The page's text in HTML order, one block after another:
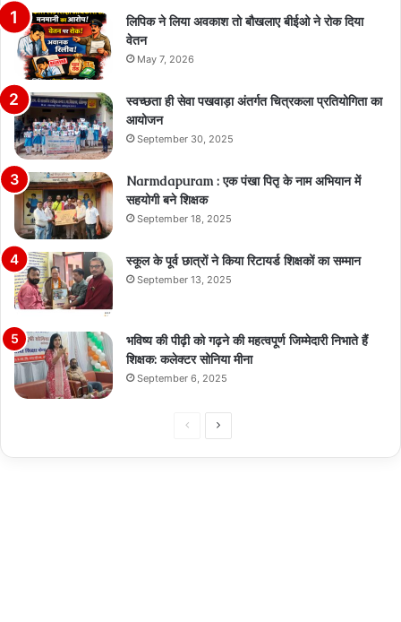
लिपिक ने लिया अवकाश तो बौखलाए बीईओ ने रोक दिया
वेतन
May 7, 2026
स्वच्छता ही सेवा पखवाड़ा अंतर्गत चित्रकला प्रतियोगिता का
आयोजन
September 30, 2025
Narmdapuram : एक पंखा पितृ के नाम अभियान में
सहयोगी बने शिक्षक
September 18, 2025
स्कूल के पूर्व छात्रों ने किया रिटायर्ड शिक्षकों का सम्मान
September 13, 2025
भविष्य की पीढ़ी को गढ़ने की महत्वपूर्ण जिम्मेदारी निभाते हैं
शिक्षक: कलेक्टर सोनिया मीना
September 6, 2025
PreviousNext